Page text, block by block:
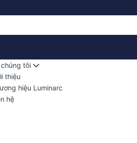
chúng tôi
thiệu
hiệu Luminarc
hệ